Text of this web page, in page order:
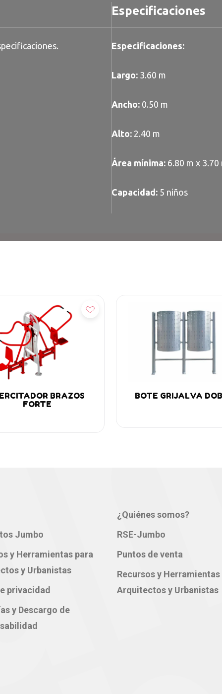
Especificaciones
Especificaciones:
Largo: 3.60 m
Ancho: 0.50 m
Alto: 2.40 m
Área mínima: 6.80 m x 3.70
Capacidad: 5 niños
BRAZOS
FORTE
Añadir
BOTE GRIJALVA
Jumbo
y Herramientas para
y Urbanistas
privacidad
y Descargo de
¿Quiénes somos?
RSE-Jumbo
Puntos de venta
Recursos y Herramientas
Arquitectos y Urbanistas